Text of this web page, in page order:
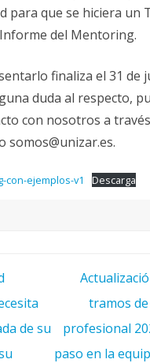
para que se hiciera un
del Mentoring.
finaliza el 31 de
duda al respecto,
con nosotros a
somos@unizar.es.
con-ejemplos-v1 Descarga
de su
tramos
profesional
paso en la